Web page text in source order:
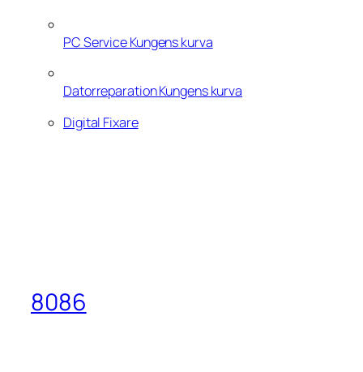
PC Service Kungens kurva
Datorreparation Kungens kurva
Digital Fixare
8086